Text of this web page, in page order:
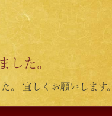
した。
。 宜しくお願いします。